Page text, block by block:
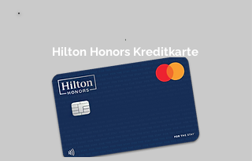
,
Hilton Honors Kreditkarte​